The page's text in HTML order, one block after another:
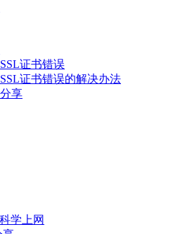
证书错误
证书错误的解决办法
享
学上网